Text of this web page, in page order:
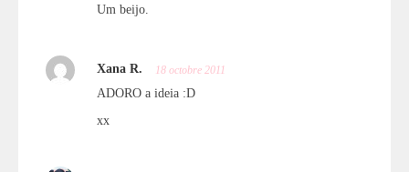
Um beijo.
Xana R. 18 octobre 2011
ADORO a ideia :D
xx